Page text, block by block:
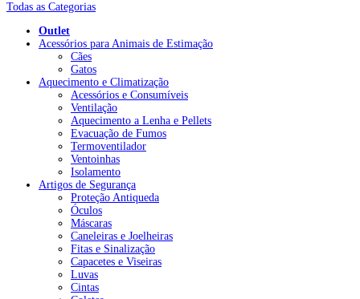
Todas as Categorias
Outlet
Acessórios para Animais de Estimação
Cães
Gatos
Aquecimento e Climatização
Acessórios e Consumíveis
Ventilação
Aquecimento a Lenha e Pellets
Evacuação de Fumos
Termoventilador
Ventoinhas
Isolamento
Artigos de Segurança
Proteção Antiqueda
Óculos
Máscaras
Caneleiras e Joelheiras
Fitas e Sinalização
Capacetes e Viseiras
Luvas
Cintas